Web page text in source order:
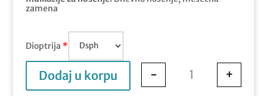
zamena
Dioptrija *
Bausch&Lomb
- +
Dodaj u korpu